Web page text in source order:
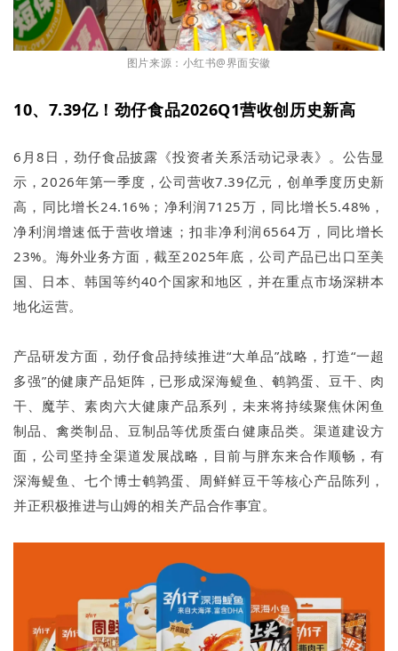
图片来源：小红书@界面安徽
10、7.39亿！劲仔食品2026Q1营收创历史新高
6月8日，劲仔食品披露《投资者关系活动记录表》。公告显
示，2026年第一季度，公司营收7.39亿元，创单季度历史新
高，同比增长24.16%；净利润7125万，同比增长5.48%，
净利润增速低于营收增速；扣非净利润6564万，同比增长
23%。海外业务方面，截至2025年底，公司产品已出口至美
国、日本、韩国等约40个国家和地区，并在重点市场深耕本
地化运营。
产品研发方面，劲仔食品持续推进“大单品”战略，打造“一超
多强”的健康产品矩阵，已形成深海鳀鱼、鹌鹑蛋、豆干、肉
干、魔芋、素肉六大健康产品系列，未来将持续聚焦休闲鱼
制品、禽类制品、豆制品等优质蛋白健康品类。渠道建设方
面，公司坚持全渠道发展战略，目前与胖东来合作顺畅，有
深海鳀鱼、七个博士鹌鹑蛋、周鲜鲜豆干等核心产品陈列，
并正积极推进与山姆的相关产品合作事宜。